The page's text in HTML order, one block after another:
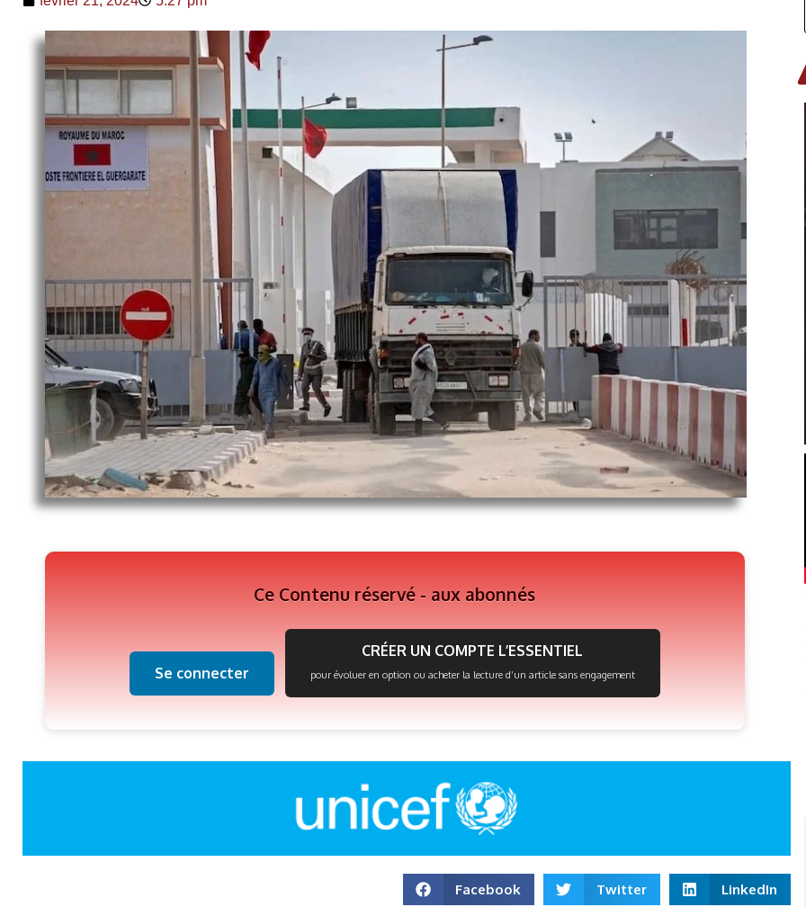
Ce Contenu réservé - aux abonnés
Se connecter
CRÉER UN COMPTE L’ESSENTIEL
pour évoluer en option ou acheter la lecture d’un article sans engagement
Facebook Twitter LinkedIn